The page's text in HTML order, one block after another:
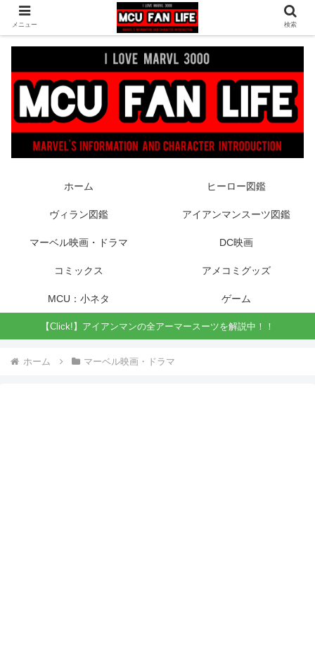
ヒーロー映画やコミック、フィギュアなどマーベル最新情報をお届け！時々
DCもあり！
ホーム ヒーロー図鑑
ヴィラン図鑑 アイアンマンスーツ図鑑
マーベル映画・ドラマ DC映画
コミックス アメコミグッズ
MCU：小ネタ ゲーム
【Click!】アイアンマンの全アーマースーツを解説中！！
ホーム マーベル映画・ドラマ
メニュー 検索